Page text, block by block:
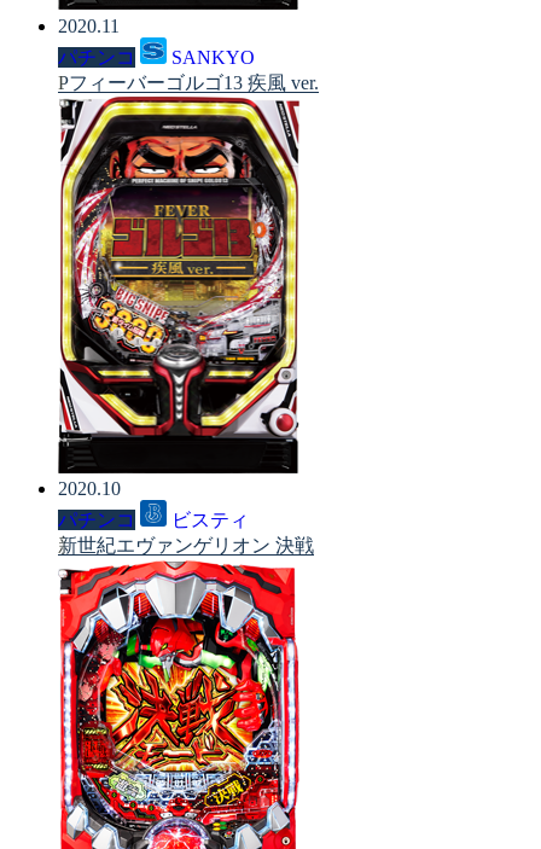
2020.11
パチンコ
SANKYO
Pフィーバーゴルゴ13 疾風 ver.
2020.10
パチンコ
ビスティ
新世紀エヴァンゲリオン 決戦